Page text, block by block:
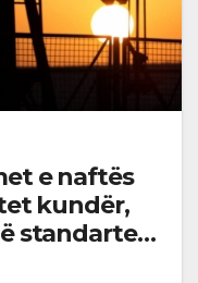
e naftës
kundër,
standartet